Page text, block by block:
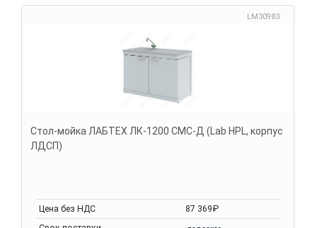
LM30983
Стол-мойка ЛАБТЕХ ЛК-1200 СМС-Д (Lab HPL, корпус
ЛДСП)
Цена без НДС
87 369₽